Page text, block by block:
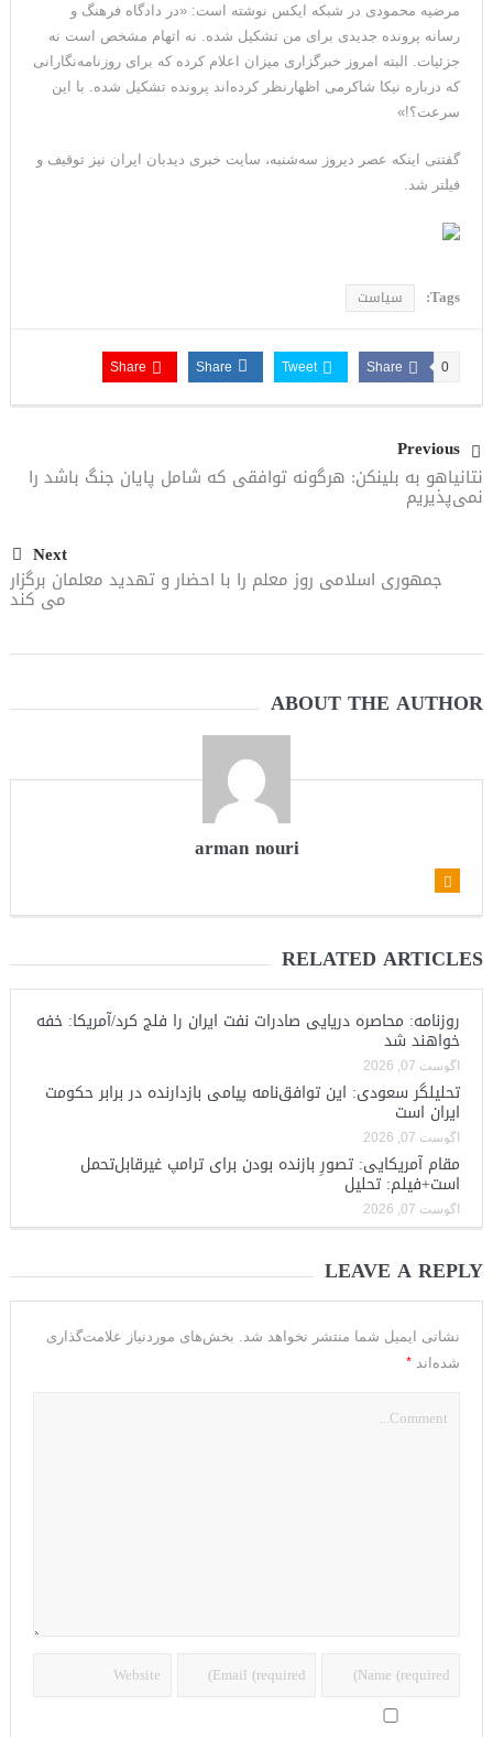
مرضیه محمودی در شبکه ایکس نوشته است: «در دادگاه فرهنگ و
رسانه پرونده جدیدی برای من تشکیل شده. نه اتهام مشخص است نه
جزئیات. البته امروز خبرگزاری میزان اعلام کرده که برای روزنامه‌نگارانی
که درباره نیکا شاکرمی اظهارنظر کرده‌اند پرونده تشکیل شده. با این
سرعت؟!»
گفتنی اینکه عصر دیروز سه‌شنبه، سایت خبری دیدبان ایران نیز توقیف و
فیلتر شد.
Tags: سیاست
Share 0
Tweet
Share
Share
Previous
نتانیاهو به بلینکن: هرگونه توافقی که شامل پایان جنگ باشد را
نمی‌پذیریم
Next
جمهوری اسلامی روز معلم را با احضار و تهدید معلمان برگزار
می کند
ABOUT THE AUTHOR
arman nouri
RELATED ARTICLES
روزنامه: محاصره دریایی صادرات نفت ایران را فلج کرد/آمریکا: خفه
خواهند شد
آگوست 07, 2026
تحلیلگر سعودی: این توافق‌نامه پیامی بازدارنده در برابر حکومت
ایران است
آگوست 07, 2026
مقام آمریکایی: تصورِ بازنده بودن برای ترامپ غیرقابل‌تحمل
است+فیلم: تحلیل
آگوست 07, 2026
LEAVE A REPLY
نشانی ایمیل شما منتشر نخواهد شد.
بخش‌های موردنیاز علامت‌گذاری
شده‌اند *